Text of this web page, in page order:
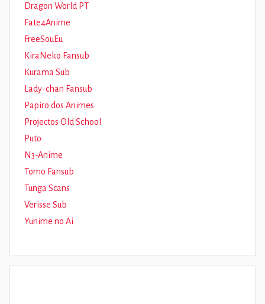
Dragon World PT
Fate4Anime
FreeSouEu
KiraNeko Fansub
Kurama Sub
Lady-chan Fansub
Papiro dos Animes
Projectos Old School
Puto
N3-Anime
Tomo Fansub
Tunga Scans
Verisse Sub
Yunime no Ai